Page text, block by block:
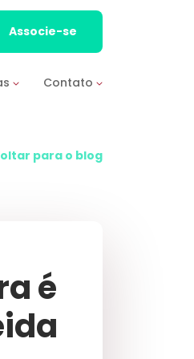
Contato
Associe-se
para o blog
é